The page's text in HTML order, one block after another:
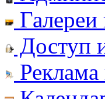
Доступ
Реклама